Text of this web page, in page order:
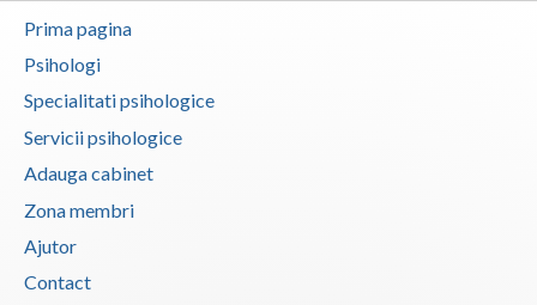
Prima pagina
Psihologi
Specialitati psihologice
Servicii psihologice
Adauga cabinet
Zona membri
Ajutor
Contact